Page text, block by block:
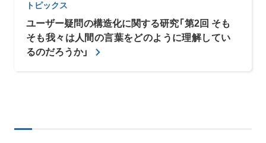
トピックス
ユーザー疑問の構造化に関する研究「第2回 そも
そも我々は人間の言葉をどのように理解してい
るのだろうか」